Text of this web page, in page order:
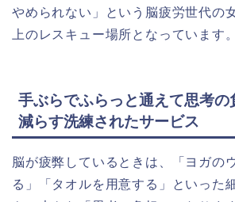
やめられない」という脳疲労世代の
上のレスキュー場所となっています。
手ぶらでふらっと通えて思考の
減らす洗練されたサービス
脳が疲弊しているときは、「ヨガの
る」「タオルを用意する」といった